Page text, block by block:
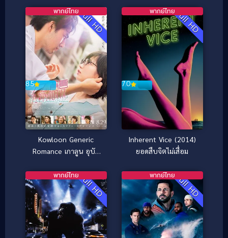
Full HD
8.5
พากย์ไทย
Kowloon Generic
Romance เกาลูน อุบัติ
Full HD
7.0
พากย์ไทย
Inherent Vice (2014)
ยอดสืบจิตไม่เสื่อม
Full HD
พากย์ไทย Full HD
พากย์ไทย